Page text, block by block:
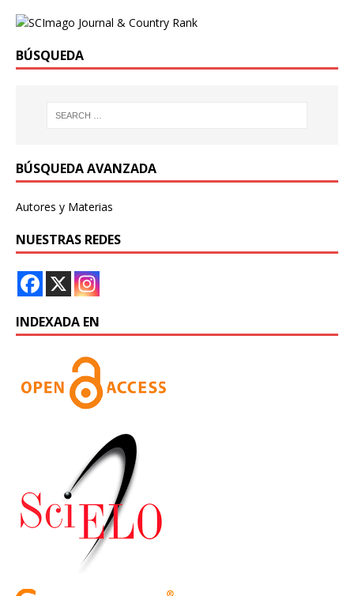
BÚSQUEDA
BÚSQUEDA AVANZADA
Autores y Materias
NUESTRAS REDES
INDEXADA EN